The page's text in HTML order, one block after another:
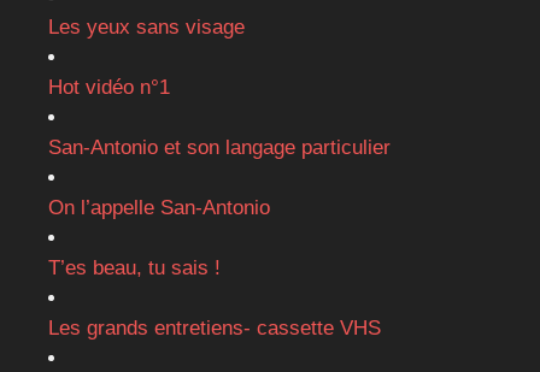
Les yeux sans visage
Hot vidéo n°1
San-Antonio et son langage particulier
On l’appelle San-Antonio
T’es beau, tu sais !
Les grands entretiens- cassette VHS